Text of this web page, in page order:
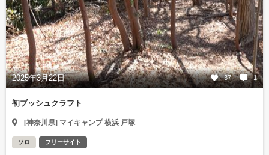
2025年3月22日 37 1
初ブッシュクラフト
[神奈川県] マイキャンプ 横浜 戸塚
ソロ フリーサイト